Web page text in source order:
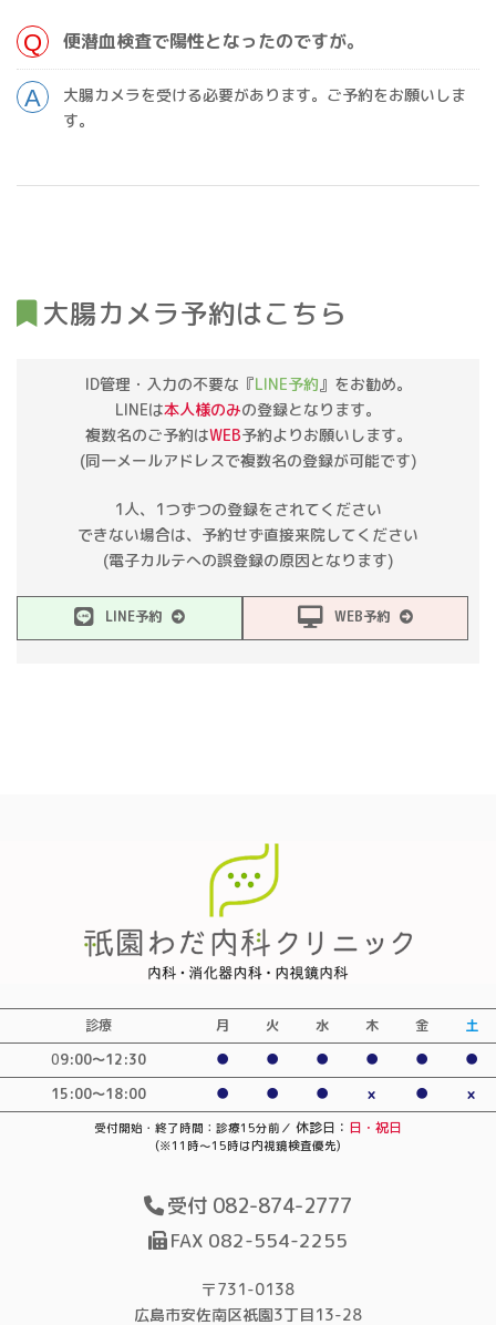
便潜血検査で陽性となったのですが。
大腸カメラを受ける必要があります。ご予約をお願いしま
す。
大腸カメラ予約はこちら
ID管理・入力の不要な『LINE予約 』をお勧め。
LINEは本人様のみの登録となります。
複数名のご予約はWEB予約よりお願いします。
(同一メールアドレスで複数名の登録が可能です)
1人、1つずつの登録をされてください
できない場合は、予約せず直接来院してください
(電子カルテへの誤登録の原因となります)
LINE予約 WEB予約
診療 月 火 水 木 金
土
09:00〜12:30 ● ● ● ● ●
●
15:00～18:00
● ● ● × ● ×
受付開始・終了時間：診療15分前／ 休診日： 日・祝日
(※11時～15時は内視鏡検査優先)
受付 082-874-2777
FAX 082-554-2255
〒731-0138
広島市安佐南区祇園3丁目13-28